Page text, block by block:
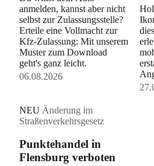
anmelden, kannst aber nicht
selbst zur Zulassungsstelle?
Erteile eine Vollmacht zur
Kfz-Zulassung: Mit unserem
Muster zum Download
geht's ganz leicht.
06.08.2026
NEU Änderung im
Straßenverkehrsgesetz
Punktehandel in
Flensburg verboten